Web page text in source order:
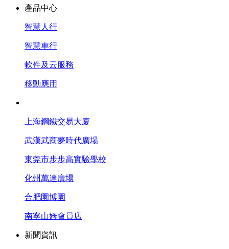
產品中心
智慧人行
智慧車行
軟件及云服務
移動應用
上海鋼鐵交易大廈
武漢武商夢時代廣場
東莞市步步高實驗學校
化州萬達廣場
合肥園博園
南寧山姆會員店
新聞資訊